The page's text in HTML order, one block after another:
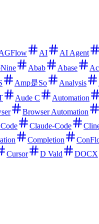
AI AI Agent
Abab Abase
Amp是So Analysis
Aude C Automation
Browser Automation
Claude-Code
Completion
Cursor D Vald DOCX